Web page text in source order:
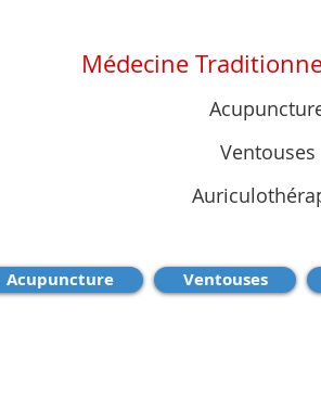
Médecine
Ventouses
Acupuncture Ventouses